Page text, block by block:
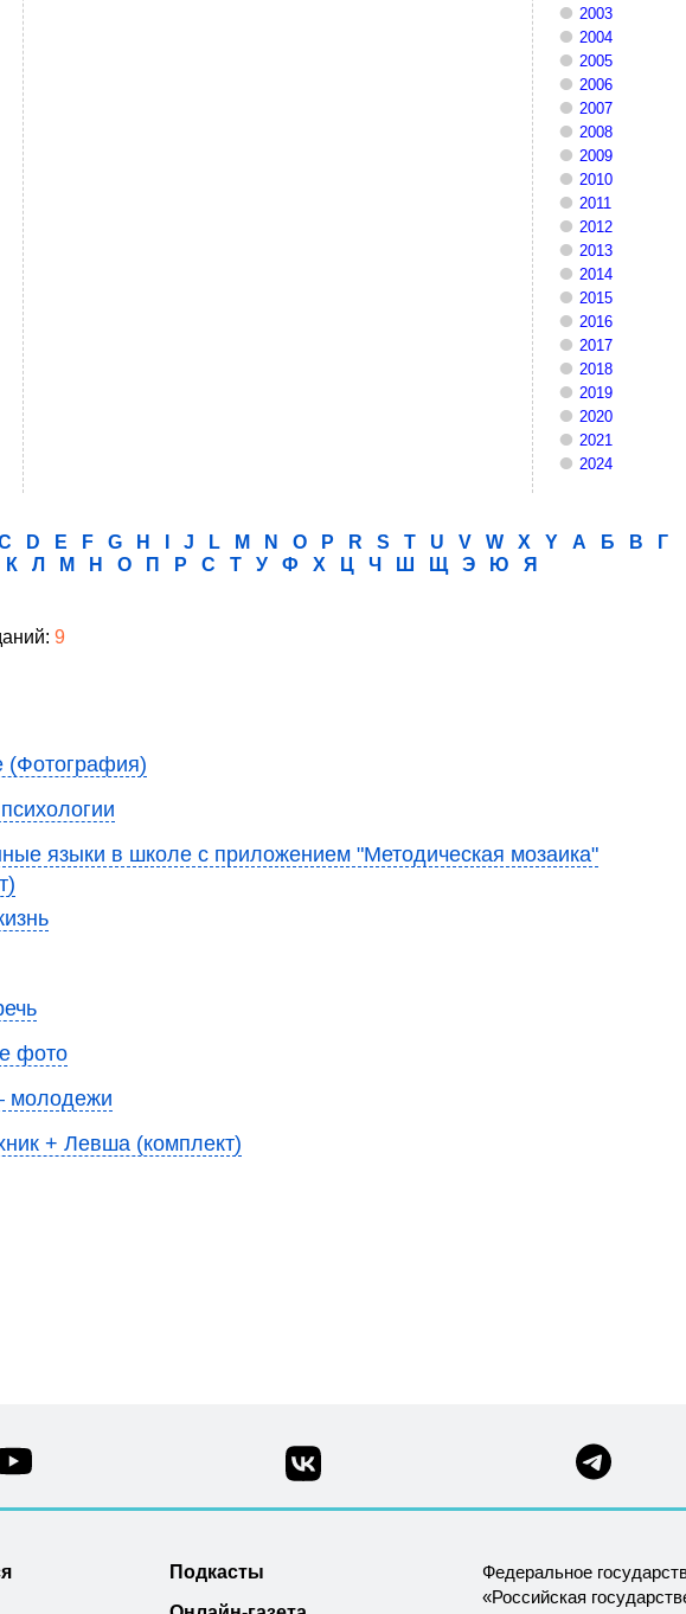
2003
2004
2005
2006
2007
2008
2009
2010
2011
2012
2013
2014
2015
2016
2017
2018
2019
2020
2021
2024
D E F G H J L M N O P R S T U V W X Y А Б В
Г
К Л М Н О П Р С Т У Ф Х Ц Ч Ш Щ Э Ю Я
9
(Фотография)
языки в школе с приложением "Методическая мозаика"
фото
молодежи
+ Левша (комплект)
Подкасты
Федеральное
«Российская